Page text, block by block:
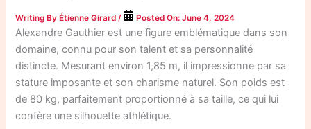
Writing ByÉtienne Girard / Posted On:June 4, 2024
Alexandre Gauthier est une figure emblématique dans son
domaine, connu pour son talent et sa personnalité
distincte. Mesurant environ 1,85 m, il impressionne par sa
stature imposante et son charisme naturel. Son poids est
de 80 kg, parfaitement proportionné à sa taille, ce qui lui
confère une silhouette athlétique.